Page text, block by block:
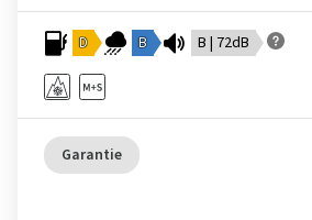
D B B | 72dB
Garantie